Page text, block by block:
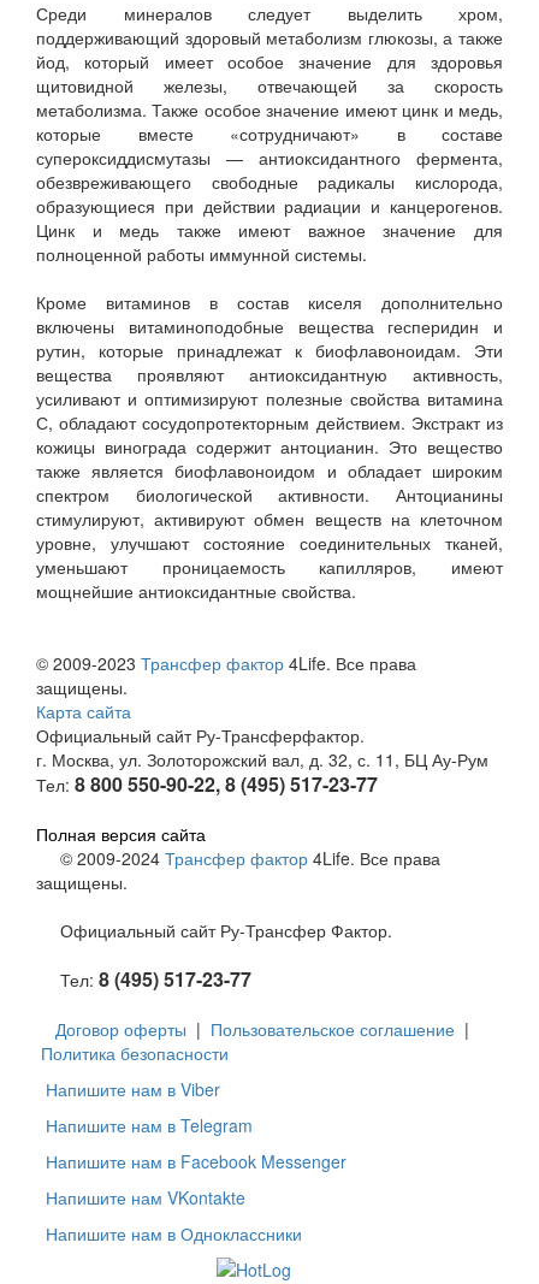
Среди минералов следует выделить хром,
поддерживающий здоровый метаболизм глюкозы, а также
йод, который имеет особое значение для здоровья
щитовидной железы, отвечающей за скорость
метаболизма. Также особое значение имеют цинк и медь,
которые вместе «сотрудничают» в составе
супероксиддисмутазы — антиоксидантного фермента,
обезвреживающего свободные радикалы кислорода,
образующиеся при действии радиации и канцерогенов.
Цинк и медь также имеют важное значение для
полноценной работы иммунной системы.
Кроме витаминов в состав киселя дополнительно
включены витаминоподобные вещества гесперидин и
рутин, которые принадлежат к биофлавоноидам. Эти
вещества проявляют антиоксидантную активность,
усиливают и оптимизируют полезные свойства витамина
С, обладают сосудопротекторным действием. Экстракт из
кожицы винограда содержит антоцианин. Это вещество
также является биофлавоноидом и обладает широким
спектром биологической активности. Антоцианины
стимулируют, активируют обмен веществ на клеточном
уровне, улучшают состояние соединительных тканей,
уменьшают проницаемость капилляров, имеют
мощнейшие антиоксидантные свойства.
© 2009-2023 Трансфер фактор 4Life. Все права
защищены.
Карта сайта
Официальный сайт Ру-Трансферфактор.
г. Москва, ул. Золоторожский вал, д. 32, с. 11, БЦ Ау-Рум
Тел: 8 800 550-90-22, 8 (495) 517-23-77
Полная версия сайта
© 2009-2024 Трансфер фактор 4Life. Все права
защищены.
Официальный сайт Ру-Трансфер Фактор.
Тел: 8 (495) 517-23-77
Договор оферты | Пользовательское соглашение |
Политика безопасности
Напишите нам в Viber
Напишите нам в Telegram
Напишите нам в Facebook Messenger
Напишите нам VKontakte
Напишите нам в Одноклассники